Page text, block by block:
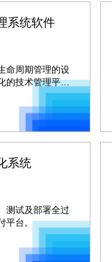
系统软件
命周期管理的设
的技术管理平
系统
测试及部署全过
平台。